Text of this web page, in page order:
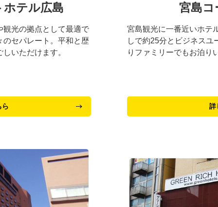
テル広島
観光の拠点として最適で
のセパレート。平和と歴
いただけます。
ら
宮島
宮島観光に一番近いホテ
しで約25分とビジネスユ
りファミリーでもお泊り
詳